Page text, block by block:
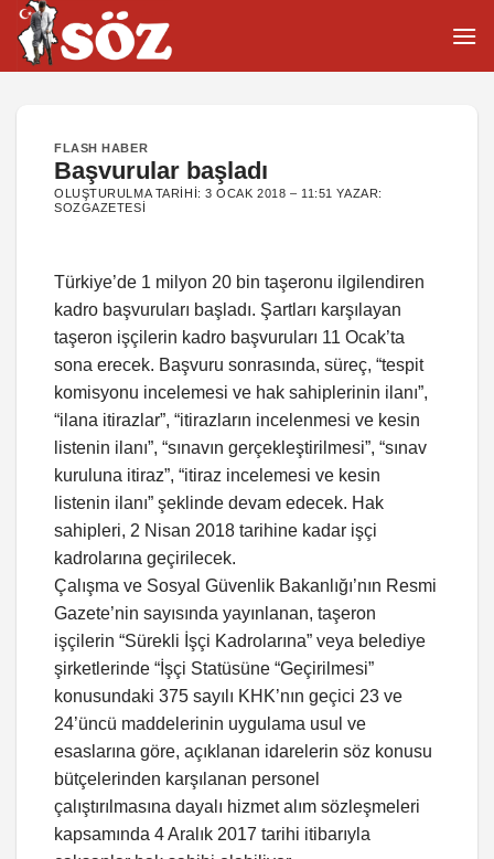
İçeriğe
atla
FLASH HABER
Başvurular başladı
OLUŞTURULMA TARIHI:3 OCAK 2018 – 11:51 YAZAR:
SOZGAZETESI
Türkiye’de 1 milyon 20 bin taşeronu ilgilendiren
kadro başvuruları başladı. Şartları karşılayan
taşeron işçilerin kadro başvuruları 11 Ocak’ta
sona erecek. Başvuru sonrasında, süreç, “tespit
komisyonu incelemesi ve hak sahiplerinin ilanı”,
“ilana itirazlar”, “itirazların incelenmesi ve kesin
listenin ilanı”, “sınavın gerçekleştirilmesi”, “sınav
kuruluna itiraz”, “itiraz incelemesi ve kesin
listenin ilanı” şeklinde devam edecek. Hak
sahipleri, 2 Nisan 2018 tarihine kadar işçi
kadrolarına geçirilecek.
Çalışma ve Sosyal Güvenlik Bakanlığı’nın Resmi
Gazete’nin sayısında yayınlanan, taşeron
işçilerin “Sürekli İşçi Kadrolarına” veya belediye
şirketlerinde “İşçi Statüsüne “Geçirilmesi”
konusundaki 375 sayılı KHK’nın geçici 23 ve
24’üncü maddelerinin uygulama usul ve
esaslarına göre, açıklanan idarelerin söz konusu
bütçelerinden karşılanan personel
çalıştırılmasına dayalı hizmet alım sözleşmeleri
kapsamında 4 Aralık 2017 tarihi itibarıyla